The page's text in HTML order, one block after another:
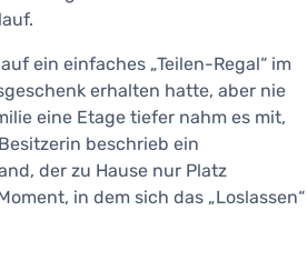
ein einfaches „Teilen-Regal“ im
erhalten hatte, aber nie
eine Etage tiefer nahm es mit,
beschrieb ein
der zu Hause nur Platz
in dem sich das „Loslassen“